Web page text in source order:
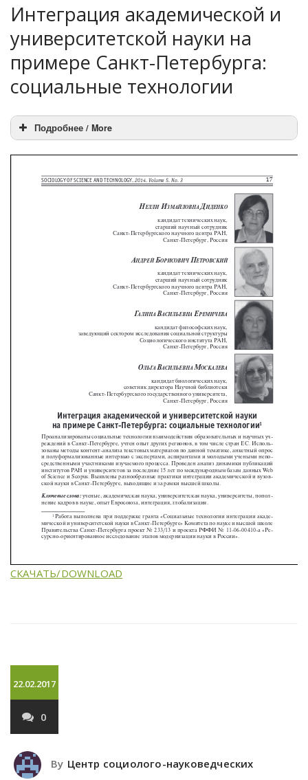
Интеграция академической и
университетской науки на
примере Санкт-Петербурга:
социальные технологии
Подробнее / More
СКАЧАТЬ/DOWNLOAD
22.02.2017
0
By Центр социолого-науковедческих